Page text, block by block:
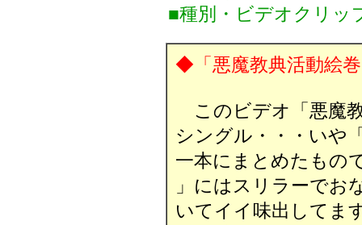
■種別・ビデオクリッ
◆「悪魔教典活動絵
このビデオ「悪魔
シングル・・・いや
一本にまとめたもの
」にはスリラーでお
いてイイ味出してま